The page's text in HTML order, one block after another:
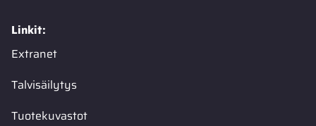
Linkit:
Extranet
Talvisäilytys
Tuotekuvastot